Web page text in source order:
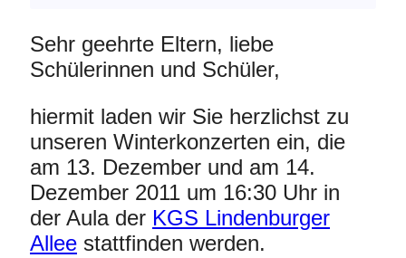
Sehr geehrte Eltern, liebe
Schülerinnen und Schüler,
hiermit laden wir Sie herzlichst zu
unseren Winterkonzerten ein, die
am 13. Dezember und am 14.
Dezember 2011 um 16:30 Uhr in
der Aula der KGS Lindenburger
Allee stattfinden werden.